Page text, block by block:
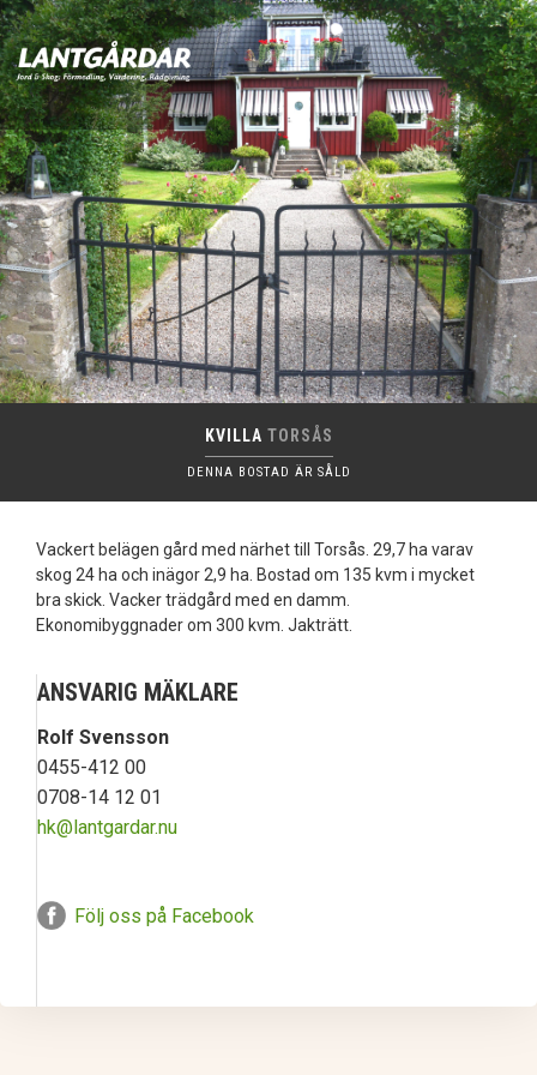
KVILLA TORSÅS
DENNA BOSTAD ÄR SÅLD
Vackert belägen gård med närhet till Torsås. 29,7 ha varav
skog 24 ha och inägor 2,9 ha. Bostad om 135 kvm i mycket
bra skick. Vacker trädgård med en damm.
Ekonomibyggnader om 300 kvm. Jakträtt.
ANSVARIG MÄKLARE
Rolf Svensson
0455-412 00
0708-14 12 01
hk@lantgardar.nu
Följ oss på Facebook